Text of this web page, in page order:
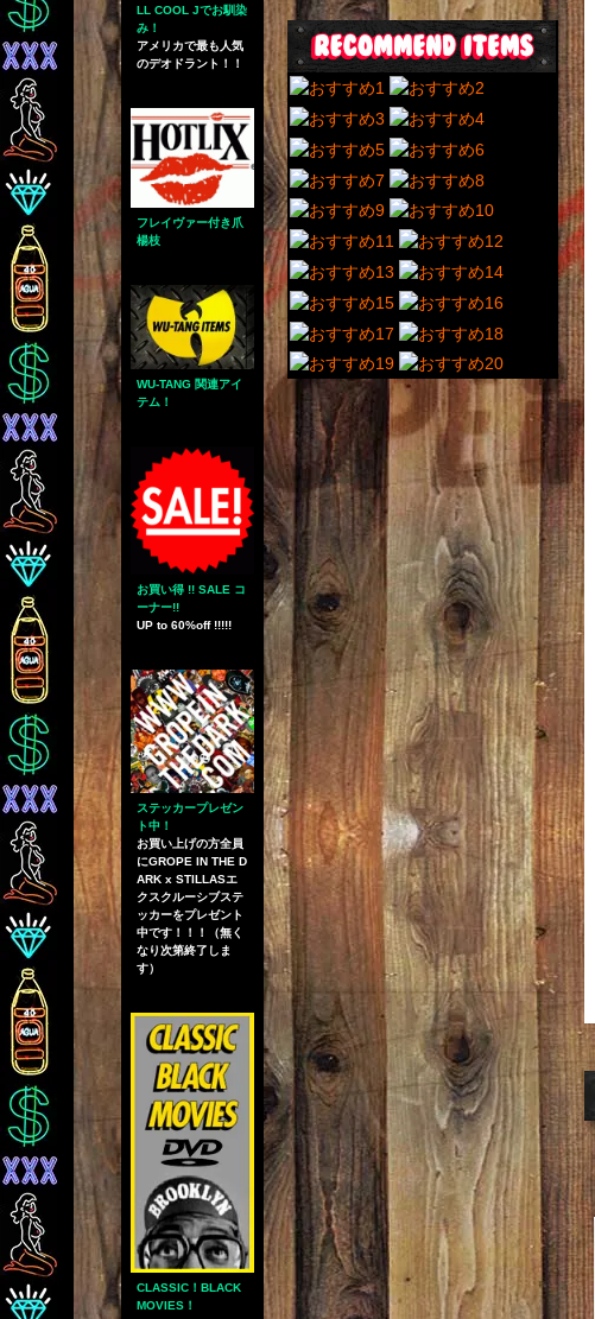
LL COOL Jでお馴染
み！
アメリカで最も人気
のデオドラント！！
フレイヴァー付き爪
楊枝
WU-TANG 関連アイ
テム！
お買い得 !! SALE コ
ーナー!!
UP to 60%off !!!!!
ステッカープレゼン
ト中！
お買い上げの方全員
にGROPE IN THE D
ARK x STILLASエ
クスクルーシブステ
ッカーをプレゼント
中です！！！（無く
なり次第終了しま
す）
CLASSIC！BLACK
MOVIES！